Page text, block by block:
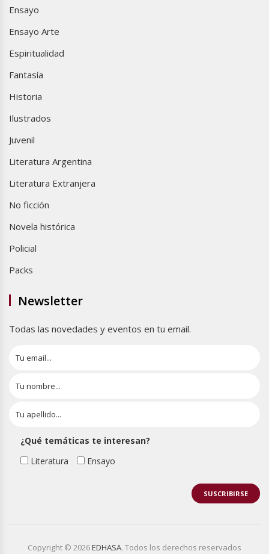
Ensayo
Ensayo Arte
Espiritualidad
Fantasía
Historia
Ilustrados
Juvenil
Literatura Argentina
Literatura Extranjera
No ficción
Novela histórica
Policial
Packs
Newsletter
Todas las novedades y eventos en tu email.
¿Qué temáticas te interesan?
Literatura
Ensayo
Copyright © 2026EDHASA. Todos los derechos reservados